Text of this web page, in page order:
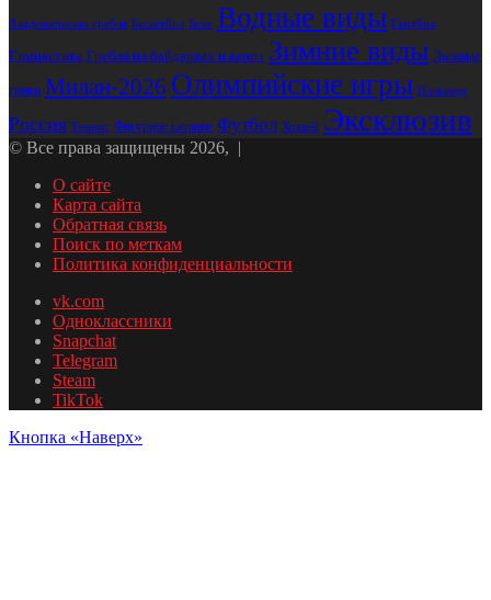
Академическая гребля Баскетбол Бокс Водные виды Гандбол
Гимнастика Гребля на байдарках и каноэ Зимние виды Лыжные
гонки Милан-2026 Олимпийские игры Плавание
Россия Теннис Фигурное катание Футбол Хоккей Эксклюзив
© Все права защищены 2026, |
О сайте
Карта сайта
Обратная связь
Поиск по меткам
Политика конфиденциальности
vk.com
Одноклассники
Snapchat
Telegram
Steam
TikTok
Кнопка «Наверх»